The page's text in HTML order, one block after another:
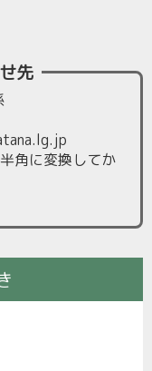
先
角に変換してか